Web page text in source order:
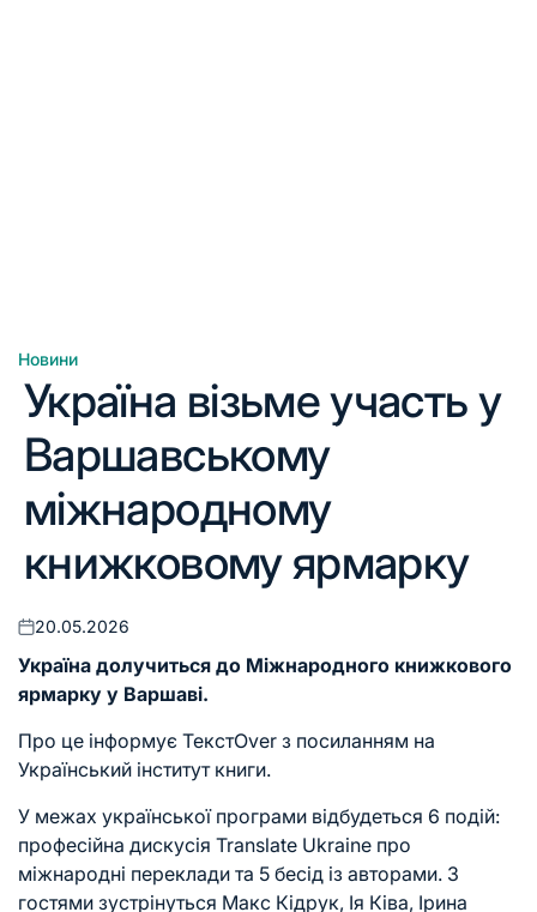
Опублікувати
Новини
Україна візьме участь у
Варшавському
міжнародному
книжковому ярмарку
Оприлюднено
20.05.2026
Україна долучиться до Міжнародного книжкового
ярмарку у Варшаві.
Про це інформує ТекстOver з посиланням на
Український інститут книги.
У межах української програми відбудеться 6 подій:
професійна дискусія Translate Ukraine про
міжнародні переклади та 5 бесід із авторами. З
гостями зустрінуться Макс Кідрук, Ія Ківа, Ірина